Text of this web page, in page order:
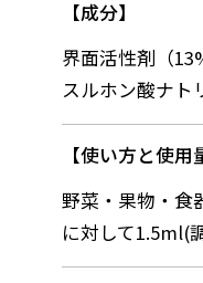
成分
界面活性剤（
スルホン酸ナト
使い方と使用
野菜・果物・
に対して1.5ml(